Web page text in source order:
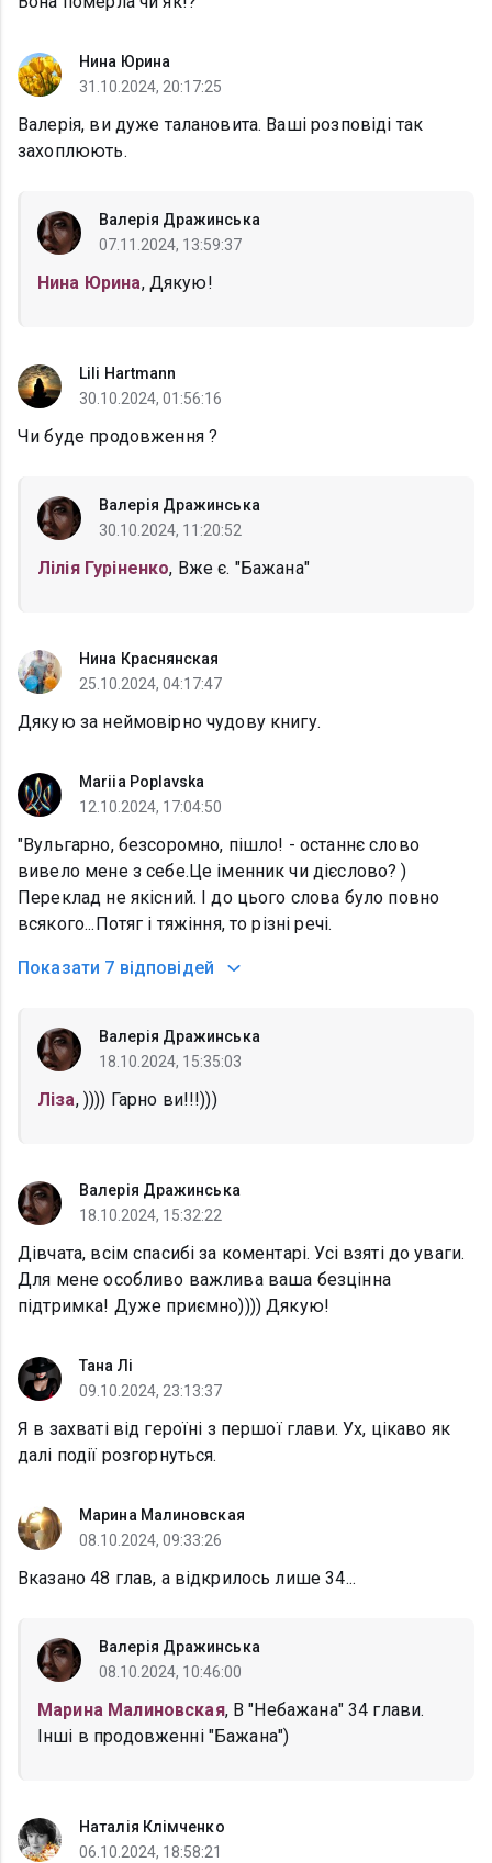
Нина Юрина
31.10.2024, 20:17:25
Валерія, ви дуже талановита. Ваші розповіді так
захоплюють.
Валерія Дражинська
07.11.2024, 13:59:37
Нина Юрина, Дякую!
Lili Hartmann
30.10.2024, 01:56:16
Чи буде продовження ?
Валерія Дражинська
30.10.2024, 11:20:52
Лілія Гуріненко, Вже є. "Бажана"
Нина Краснянская
25.10.2024, 04:17:47
Дякую за неймовірно чудову книгу.
Mariia Poplavska
12.10.2024, 17:04:50
"Вульгарно, безсоромно, пішло! - останнє слово
вивело мене з себе.Це іменник чи дієслово? )
Переклад не якісний. І до цього слова було повно
всякого...Потяг і тяжіння, то різні речі.
Показати 7 відповідей
Валерія Дражинська
18.10.2024, 15:35:03
Ліза, )))) Гарно ви!!!)))
Валерія Дражинська
18.10.2024, 15:32:22
Дівчата, всім спасибі за коментарі. Усі взяті до уваги.
Для мене особливо важлива ваша безцінна
підтримка! Дуже приємно)))) Дякую!
Тана Лі
09.10.2024, 23:13:37
Я в захваті від героїні з першої глави. Ух, цікаво як
далі події розгорнуться.
Марина Малиновская
08.10.2024, 09:33:26
Вказано 48 глав, а відкрилось лише 34...
Валерія Дражинська
08.10.2024, 10:46:00
Марина Малиновская, В "Небажана" 34 глави.
Інші в продовженні "Бажана")
Наталія Клімченко
06.10.2024, 18:58:21